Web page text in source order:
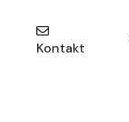
Kontakt